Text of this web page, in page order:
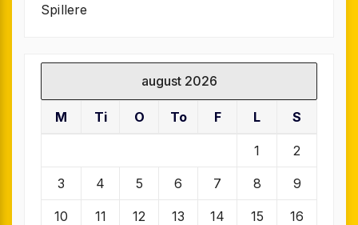
Spillere
august 2026
M Ti O To F L S
1 2
3 4 5 6 7 8 9
10 11 12 13 14 15 16